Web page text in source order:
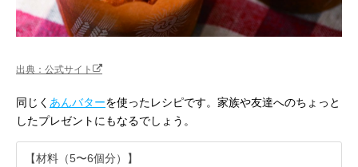
出典：公式サイト
同じく あんバターを使ったレシピです。家族や友達へのちょっと
したプレゼントにもなるでしょう。
【材料（5〜6個分）】